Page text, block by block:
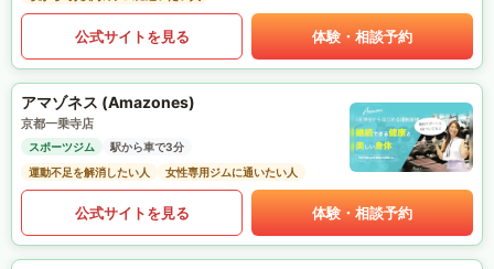
公式サイトを見る 体験・相談予約
アマゾネス (Amazones)
京都一乗寺店
スポーツジム
駅から車で3分
運動不足を解消したい人
女性専用ジムに通いたい人
公式サイトを見る 体験・相談予約